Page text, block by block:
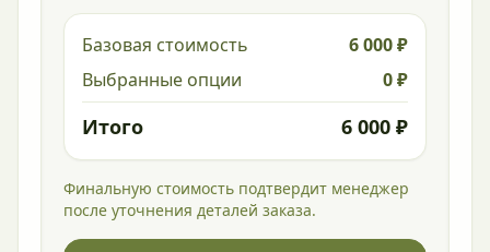
Базовая стоимость
6 000 ₽
Выбранные опции
0 ₽
Итого 6 000 ₽
Финальную стоимость подтвердит менеджер
после уточнения деталей заказа.